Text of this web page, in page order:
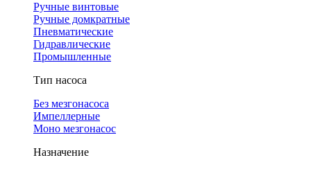
Ручные винтовые
Ручные домкратные
Пневматические
Гидравлические
Промышленные
Тип насоса
Без мезгонасоса
Импеллерные
Моно мезгонасос
Назначение